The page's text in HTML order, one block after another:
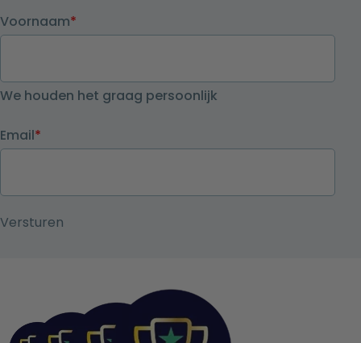
Voornaam*
We houden het graag persoonlijk
Email*